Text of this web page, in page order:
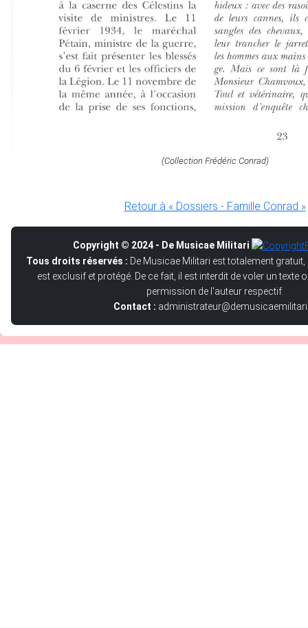
(Collection Frédéric Conrad)
Retour à « Dossiers - Famille Conrad »
Copyright © 2024 - De Musicae Militari
Tous droits réservés : De Musicae Militari est totalement
est exclusif et protégé. De ce fait, il est interdit de voler un texte
permission de l'auteur respectif.
Contact :